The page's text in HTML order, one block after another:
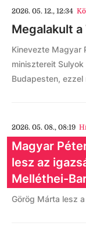
2026. 05. 12., 12:34
Megalakult
Kinevezte Magyar
minisztereit
Budapesten,
2026. 05. 08., 08:19
Magyar
lesz az
Melléthei-
Görög Márta lesz